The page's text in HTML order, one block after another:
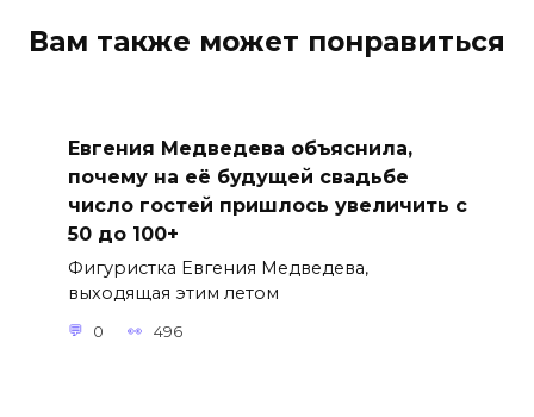
Вам также может понравиться
Евгения Медведева объяснила,
почему на её будущей свадьбе
число гостей пришлось увеличить с
50 до 100+
Фигуристка Евгения Медведева,
выходящая этим летом
0 496